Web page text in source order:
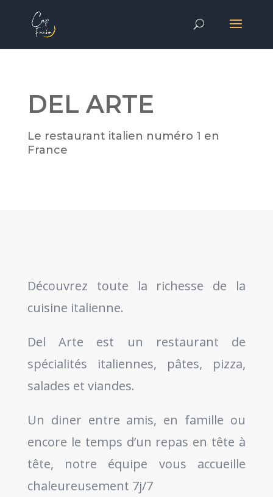
DEL ARTE
Le restaurant italien numéro 1 en
France
Découvrez toute la richesse de la
cuisine italienne.
Del Arte est un restaurant de
spécialités italiennes, pâtes, pizza,
salades et viandes.
Un diner entre amis, en famille ou
encore le temps d’un repas en tête à
tête, notre équipe vous accueille
chaleureusement 7j/7